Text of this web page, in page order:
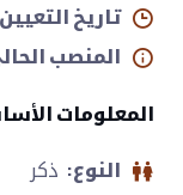
تاريخ
المنصب
المعلومات
النوع: ذكر